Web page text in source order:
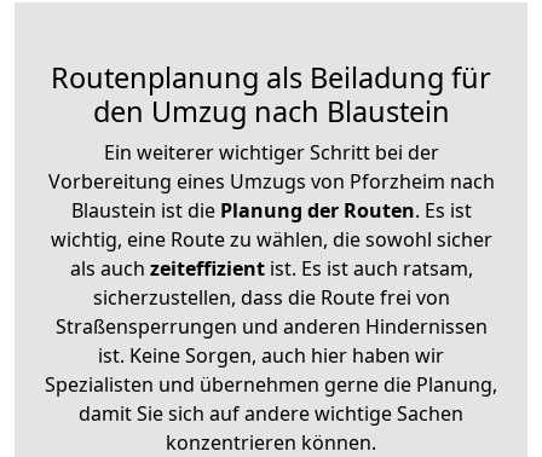
Routenplanung als Beiladung für
den Umzug nach Blaustein
Ein weiterer wichtiger Schritt bei der
Vorbereitung eines Umzugs von Pforzheim nach
Blaustein ist diePlanung der Routen. Es ist
wichtig, eine Route zu wählen, die sowohl sicher
als auch zeiteffizientist. Es ist auch ratsam,
sicherzustellen, dass die Route frei von
Straßensperrungen und anderen Hindernissen
ist. Keine Sorgen, auch hier haben wir
Spezialisten und übernehmen gerne die Planung,
damit Sie sich auf andere wichtige Sachen
konzentrieren können.